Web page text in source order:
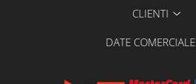
CLIENTI
DATE COMERCIALE